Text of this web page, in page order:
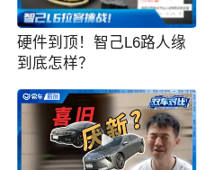
硬件到顶！智己L6路人缘
到底怎样？